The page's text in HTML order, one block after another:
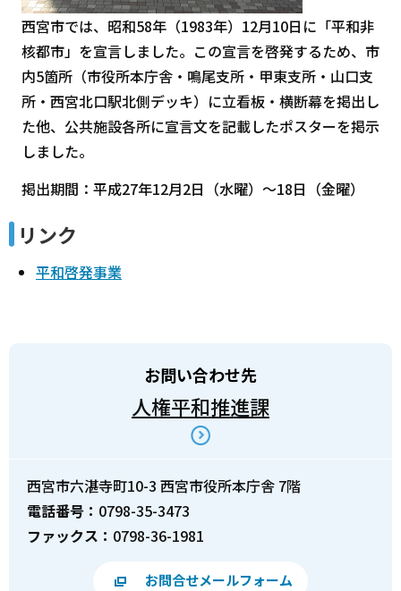
西宮市では、昭和58年（1983年）12月10日に「平和非
核都市」を宣言しました。この宣言を啓発するため、市
内5箇所（市役所本庁舎・鳴尾支所・甲東支所・山口支
所・西宮北口駅北側デッキ）に立看板・横断幕を掲出し
た他、公共施設各所に宣言文を記載したポスターを掲示
しました。
掲出期間：平成27年12月2日（水曜）～18日（金曜）
リンク
平和啓発事業
お問い合わせ先
人権平和推進課
西宮市六湛寺町10-3 西宮市役所本庁舎 7階
電話番号： 0798-35-3473
ファックス： 0798-36-1981
お問合せメールフォーム